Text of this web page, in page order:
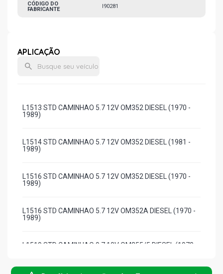
CÓDIGO DO
FABRICANTE
I90281
APLICAÇÃO
L1513 STD CAMINHAO 5.7 12V OM352 DIESEL (1970 -
1989)
L1514 STD CAMINHAO 5.7 12V OM352 DIESEL (1981 -
1989)
L1516 STD CAMINHAO 5.7 12V OM352 DIESEL (1970 -
1989)
L1516 STD CAMINHAO 5.7 12V OM352A DIESEL (1970 -
1989)
L1519 STD CAMINHAO 9.7 10V OM355/5 DIESEL (1970 -